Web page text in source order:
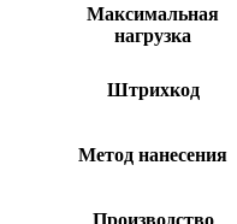
Максимальная
нагрузка
Штрихкод
Метод нанесения
Производство